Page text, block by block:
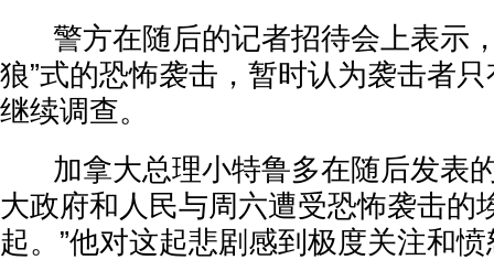
警方在随后的记者招待会上表示
狼”式的恐怖袭击，暂时认为袭击者
继续调查。
加拿大总理小特鲁多在随后发表
大政府和人民与周六遭受恐怖袭击的
起。”他对这起悲剧感到极度关注和